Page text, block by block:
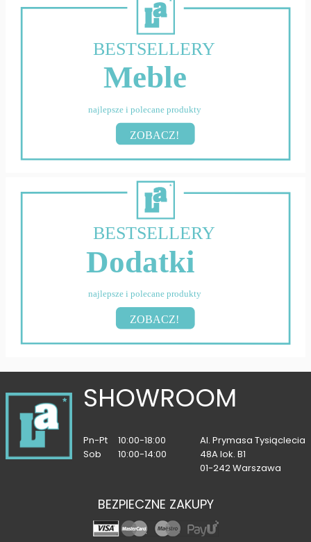
BESTSELLERY
Meble
najlepsze i polecane produkty
ZOBACZ!
BESTSELLERY
Dodatki
najlepsze i polecane produkty
ZOBACZ!
SHOWROOM
Pn-Pt
10:00-18:00
Sob
10:00-14:00
Al. Prymasa Tysiąclecia
48A lok. B1
01-242 Warszawa
BEZPIECZNE ZAKUPY